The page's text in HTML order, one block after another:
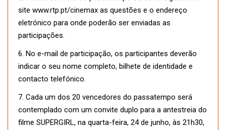
site www.rtp.pt/cinemax as questões e o endereço
eletrónico para onde poderão ser enviadas as
participações.
6. No e-mail de participação, os participantes deverão
indicar o seu nome completo, bilhete de identidade e
contacto telefónico.
7. Cada um dos 20 vencedores do passatempo será
contemplado com um convite duplo para a antestreia do
filme SUPERGIRL, na quarta-feira, 24 de junho, às 21h30,